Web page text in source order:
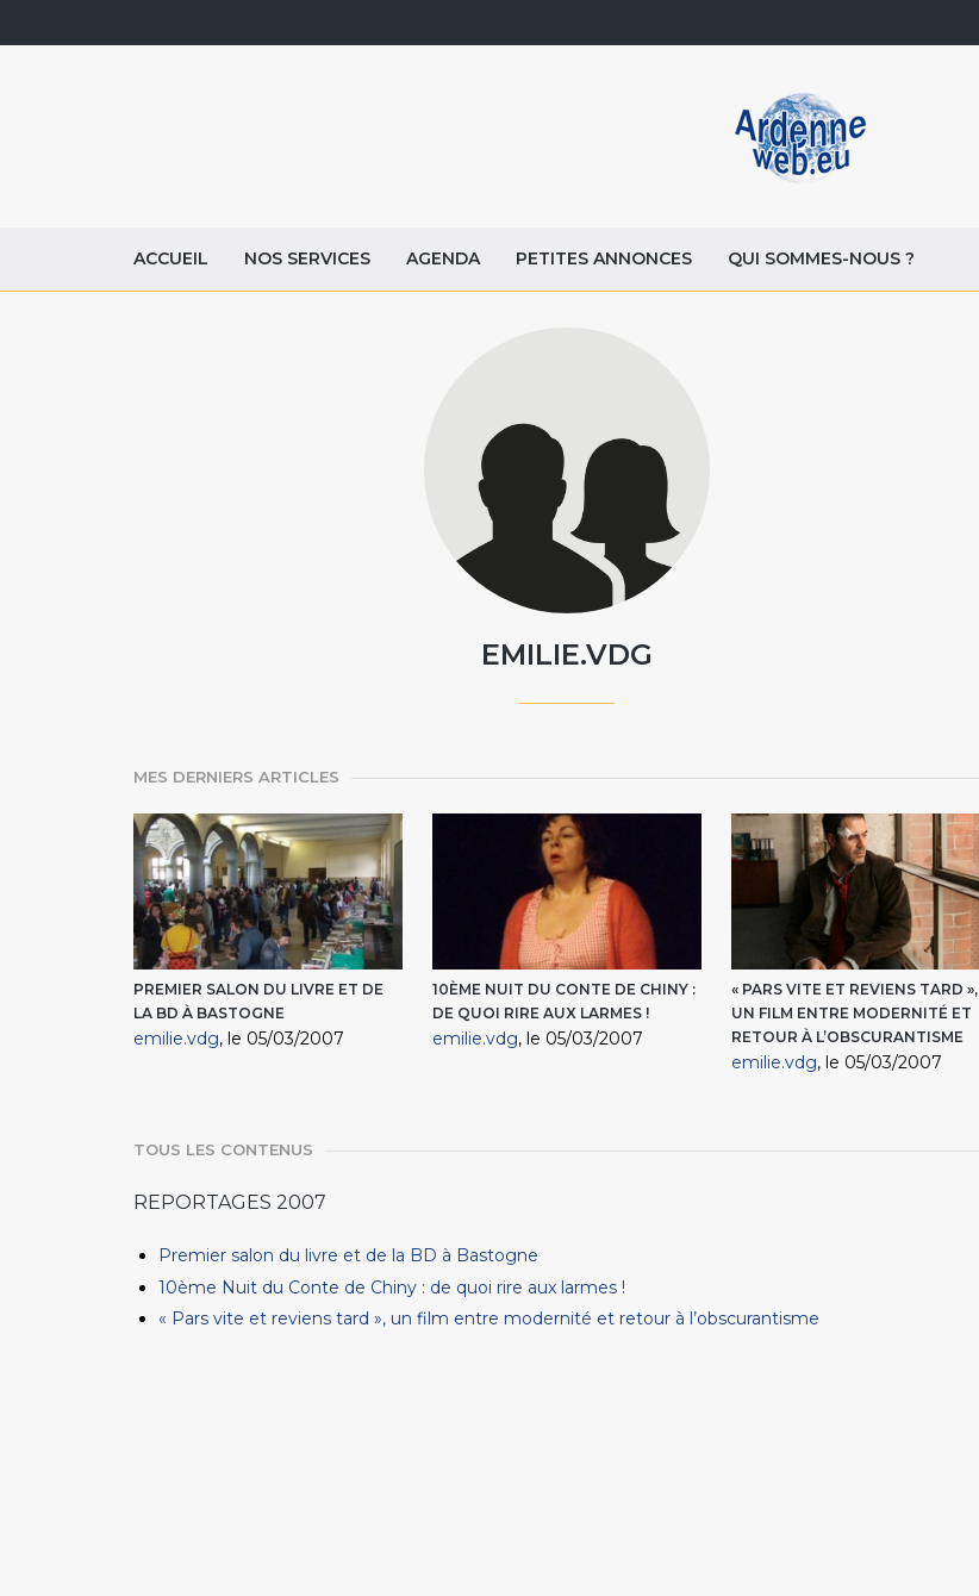
ACCUEIL NOS SERVICES AGENDA PETITES ANNONCES QUI SOMMES-NOUS ?
EMILIE.VDG
MES DERNIERS ARTICLES
PREMIER SALON DU LIVRE ET DE
LA BD À BASTOGNE
emilie.vdg, le 05/03/2007
10ÈME NUIT DU CONTE DE CHINY :
DE QUOI RIRE AUX LARMES !
emilie.vdg, le 05/03/2007
« PARS VITE ET REVIENS TARD »,
UN FILM ENTRE MODERNITÉ ET
RETOUR À L’OBSCURANTISME
emilie.vdg, le 05/03/2007
TOUS LES CONTENUS
REPORTAGES 2007
Premier salon du livre et de la BD à Bastogne
10ème Nuit du Conte de Chiny : de quoi rire aux larmes !
« Pars vite et reviens tard », un film entre modernité et retour à l’obscurantisme